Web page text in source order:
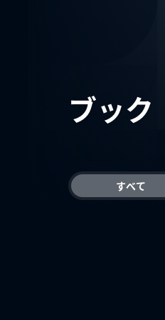
ブック
すべて